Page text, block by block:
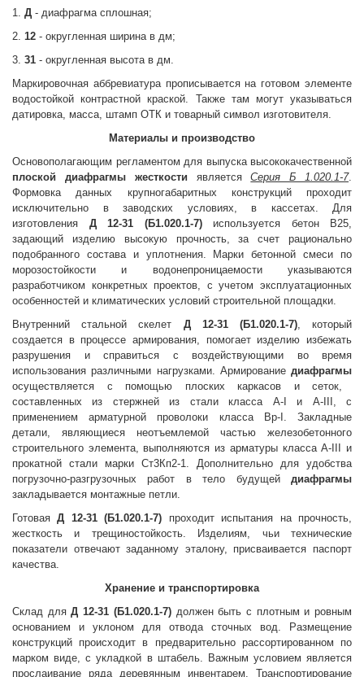
1. Д - диафрагма сплошная;
2. 12 - округленная ширина в дм;
3. 31 - округленная высота в дм.
Маркировочная аббревиатура прописывается на готовом элементе
водостойкой контрастной краской. Также там могут указываться
датировка, масса, штамп ОТК и товарный символ изготовителя.
Материалы и производство
Основополагающим регламентом для выпуска высококачественной
плоской диафрагмы жесткости являетсяСерия Б 1.020.1-7.
Формовка данных крупногабаритных конструкций проходит
исключительно в заводских условиях, в кассетах. Для
изготовления Д 12-31 (Б1.020.1-7) используется бетон В25,
задающий изделию высокую прочность, за счет рационально
подобранного состава и уплотнения. Марки бетонной смеси по
морозостойкости и водонепроницаемости указываются
разработчиком конкретных проектов, с учетом эксплуатационных
особенностей и климатических условий строительной площадки.
Внутренний стальной скелет Д 12-31 (Б1.020.1-7), который
создается в процессе армирования, помогает изделию избежать
разрушения и справиться с воздействующими во время
использования различными нагрузками. Армирование диафрагмы
осуществляется с помощью плоских каркасов и сеток,
составленных из стержней из стали класса А-I и А-III, с
применением арматурной проволоки класса Вр-I. Закладные
детали, являющиеся неотъемлемой частью железобетонного
строительного элемента, выполняются из арматуры класса А-III и
прокатной стали марки Ст3Кп2-1. Дополнительно для удобства
погрузочно-разгрузочных работ в тело будущей диафрагмы
закладывается монтажные петли.
ГотоваяД 12-31 (Б1.020.1-7) проходит испытания на прочность,
жесткость и трещиностойкость. Изделиям, чьи технические
показатели отвечают заданному эталону, присваивается паспорт
качества.
Хранение и транспортировка
Склад дляД 12-31 (Б1.020.1-7) должен быть с плотным и ровным
основанием и уклоном для отвода сточных вод. Размещение
конструкций происходит в предварительно рассортированном по
марком виде, с укладкой в штабель. Важным условием является
прослаивание ряда деревянным инвентарем. Транспортирование